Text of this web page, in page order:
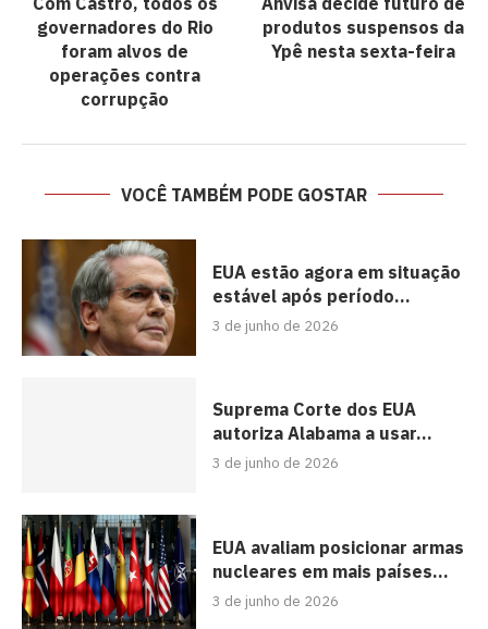
governadores do Rio
foram alvos de
operações contra
corrupção
produtos suspensos da
Ypê nesta sexta-feira
VOCÊ TAMBÉM PODE GOSTAR
EUA estão agora em situação
estável após período...
3 de junho de 2026
Suprema Corte dos EUA
autoriza Alabama a usar...
3 de junho de 2026
EUA avaliam posicionar armas
nucleares em mais países...
3 de junho de 2026